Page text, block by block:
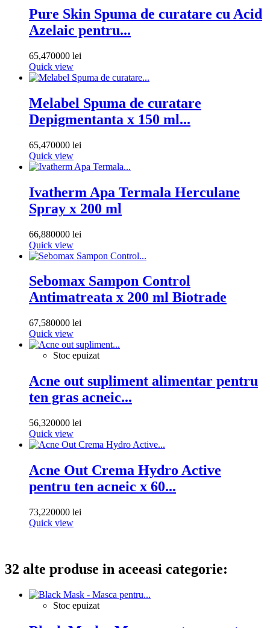
Pure Skin Spuma de curatare cu Acid
Azelaic pentru...
65,470000 lei
Quick view
Melabel Spuma de curatare
Depigmentanta x 150 ml...
65,470000 lei
Quick view
Ivatherm Apa Termala Herculane
Spray x 200 ml
66,880000 lei
Quick view
Sebomax Sampon Control
Antimatreata x 200 ml Biotrade
67,580000 lei
Quick view
Stoc epuizat
Acne out supliment alimentar pentru
ten gras acneic...
56,320000 lei
Quick view
Acne Out Crema Hydro Active
pentru ten acneic x 60...
73,220000 lei
Quick view
32 alte produse in aceeasi categorie:
Stoc epuizat